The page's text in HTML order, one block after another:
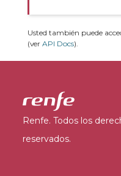
Usted también puede
(ver API Docs).
Renfe. Todos los
reservados.